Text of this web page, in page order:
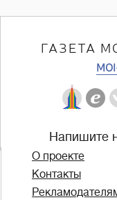
ГАЗЕТА
Напишите
О проекте
Контакты